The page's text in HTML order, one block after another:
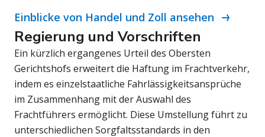
Einblicke von Handel und Zoll ansehen
Regierung und Vorschriften
Ein kürzlich ergangenes Urteil des Obersten
Gerichtshofs erweitert die Haftung im Frachtverkehr,
indem es einzelstaatliche Fahrlässigkeitsansprüche
im Zusammenhang mit der Auswahl des
Frachtführers ermöglicht. Diese Umstellung führt zu
unterschiedlichen Sorgfaltsstandards in den